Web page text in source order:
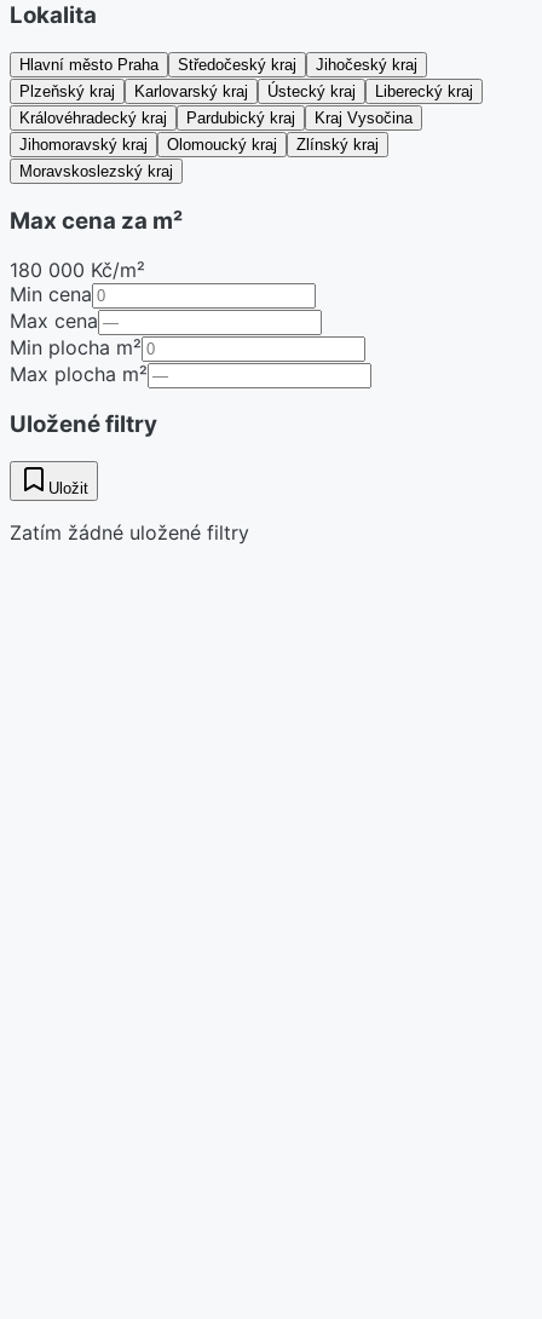
Lokalita
Hlavní město Praha Středočeský kraj
Jihočeský kraj
Plzeňský kraj
Karlovarský kraj Ústecký kraj
Liberecký kraj
Královéhradecký kraj
Pardubický kraj
Kraj Vysočina
Jihomoravský kraj
Olomoucký kraj
Zlínský kraj
Moravskoslezský kraj
Max cena za m²
180 000 Kč/m²
Min cena
Max cena
Min plocha m²
Max plocha m²
Uložené filtry
Uložit
Zatím žádné uložené filtry